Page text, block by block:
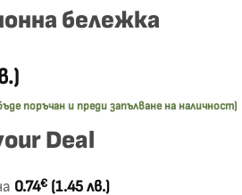
бележка
поръчан и преди запълване на наличност)
Deal
0.74€ (1.45 лв.)